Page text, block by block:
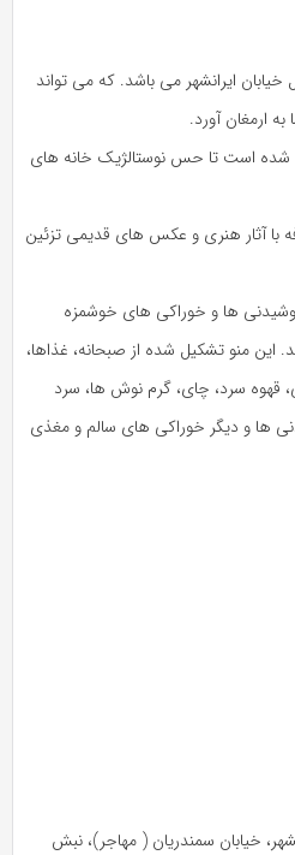
خیابان ایرانشهر می باشد. که می تواند
ارمغان آورد.
شده است تا حس نوستالژیک خانه های
با آثار هنری و عکس های قدیمی تزئین
نوشیدنی ها و خوراکی های خوشمزه
این منو تشکیل شده از صبحانه، غذاها،
قهوه سرد، چای، گرم نوش ها، سرد
ها و دیگر خوراکی های سالم و مغذی
خیابان سمندریان ( مهاجر)، نبش